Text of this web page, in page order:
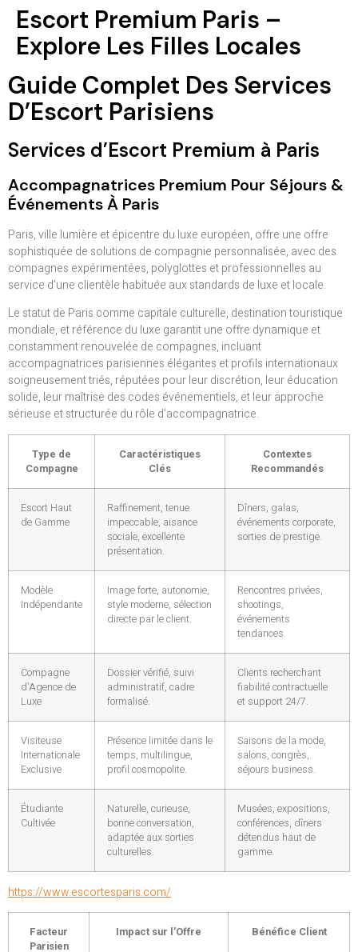
Escort Premium Paris –
Explore Les Filles Locales
Guide Complet Des Services
D’Escort Parisiens
Services d’Escort Premium à Paris
Accompagnatrices Premium Pour Séjours &
Événements À Paris
Paris, ville lumière et épicentre du luxe européen, offre une offre
sophistiquée de solutions de compagnie personnalisée, avec des
compagnes expérimentées, polyglottes et professionnelles au
service d’une clientèle habituée aux standards de luxe et locale.
Le statut de Paris comme capitale culturelle, destination touristique
mondiale, et référence du luxe garantit une offre dynamique et
constamment renouvelée de compagnes, incluant
accompagnatrices parisiennes élégantes et profils internationaux
soigneusement triés, réputées pour leur discrétion, leur éducation
solide, leur maîtrise des codes événementiels, et leur approche
sérieuse et structurée du rôle d’accompagnatrice.
Type de
Compagne
Caractéristiques
Clés
Contextes
Recommandés
Escort Haut
de Gamme
Raffinement, tenue
impeccable, aisance
sociale, excellente
présentation.
Dîners, galas,
événements corporate,
sorties de prestige.
Modèle
Indépendante
Image forte, autonomie,
style moderne, sélection
directe par le client.
Rencontres privées,
shootings,
événements
tendances.
Compagne
d’Agence de
Luxe
Dossier vérifié, suivi
administratif, cadre
formalisé.
Clients recherchant
fiabilité contractuelle
et support 24/7.
Visiteuse
Internationale
Exclusive
Présence limitée dans le
temps, multilingue,
profil cosmopolite.
Saisons de la mode,
salons, congrès,
séjours business.
Étudiante
Cultivée
Naturelle, curieuse,
bonne conversation,
adaptée aux sorties
culturelles.
Musées, expositions,
conférences, dîners
détendus haut de
gamme.
https://www.escortesparis.com/
Facteur
Parisien
Impact sur l’Offre Bénéfice Client